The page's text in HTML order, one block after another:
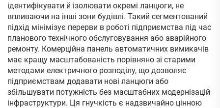
ідентифікувати й ізолювати окремі ланцюги, не
впливаючи на інші зони будівлі. Такий сегментований
підхід мінімізує перерви в роботі підприємства під час
планового технічного обслуговування або аварійного
ремонту. Комерційна панель автоматичних вимикачів
має кращу масштабованість порівняно зі старими
методами електричного розподілу, що дозволяє
підприємствам додавати нові ланцюги або
збільшувати потужність без масштабних модернізацій
інфраструктури. Ця гнучкість є надзвичайно цінною